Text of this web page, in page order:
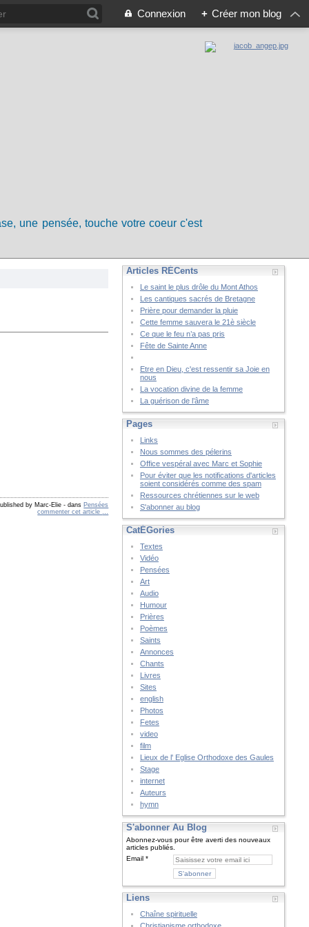
Connexion + Créer mon blog
une pensée, touche votre coeur c'est
by Marc-Elie - dans Pensées
commenter cet article
Articles RÉCents
Le saint le plus drôle du Mont Athos
Les cantiques sacrés de Bretagne
Prière pour demander la pluie
Cette femme sauvera le 21è siècle
Ce que le feu n’a pas pris
Fête de Sainte Anne
Etre en Dieu, c'est ressentir sa Joie en
nous
La vocation divine de la femme
La guérison de l’âme
Pages
Links
Nous sommes des pélerins
Office vespéral avec Marc et Sophie
Pour éviter que les notifications d'articles
soient considérés comme des spam
Ressources chrétiennes sur le web
S'abonner au blog
CatÉGories
Textes
Vidéo
Pensées
Art
Audio
Humour
Prières
Poèmes
Saints
Annonces
Chants
Livres
Sites
english
Photos
Fetes
video
film
Lieux de l' Eglise Orthodoxe des Gaules
Stage
internet
Auteurs
hymn
S'abonner Au Blog
Abonnez-vous pour être averti des nouveaux
articles publiés.
Email
Liens
Chaîne spirituelle